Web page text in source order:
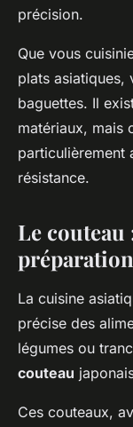
précision.
Que vous
plats asiatiques,
baguettes. Il
matériaux, mais
particulièrement
résistance.
Le
La cuisine
précise des
légumes ou
couteau
Ces couteaux,